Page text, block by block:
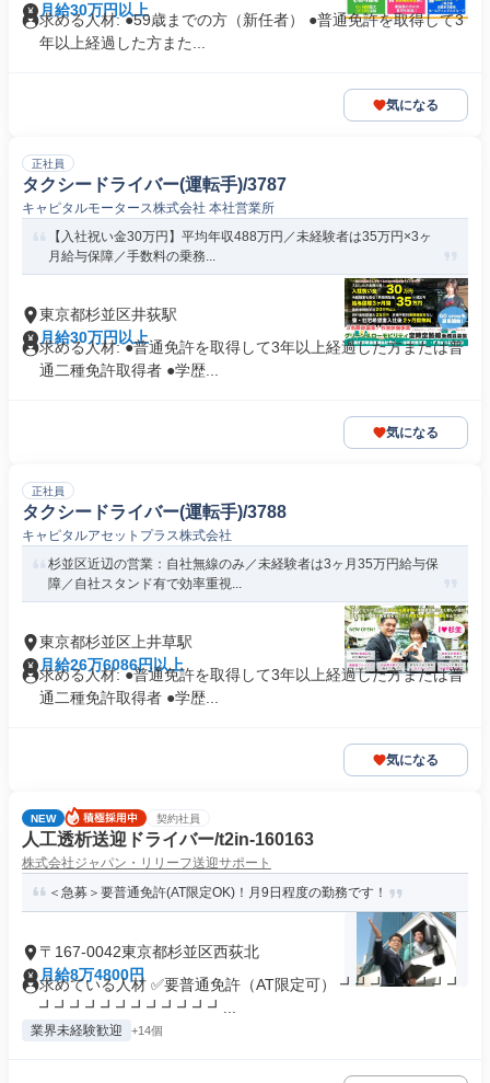
月給30万円以上
求める人材: ●59歳までの方（新任者） ●普通免許を取得して3
年以上経過した方また...
気になる
正社員
タクシードライバー(運転手)/3787
キャピタルモータース株式会社 本社営業所
【入社祝い金30万円】平均年収488万円／未経験者は35万円×3ヶ
月給与保障／手数料の乗務...
東京都杉並区井荻駅
月給30万円以上
求める人材: ●普通免許を取得して3年以上経過した方または普
通二種免許取得者 ●学歴...
気になる
正社員
タクシードライバー(運転手)/3788
キャピタルアセットプラス株式会社
杉並区近辺の営業：自社無線のみ／未経験者は3ヶ月35万円給与保
障／自社スタンド有で効率重視...
東京都杉並区上井草駅
月給26万6086円以上
求める人材: ●普通免許を取得して3年以上経過した方または普
通二種免許取得者 ●学歴...
気になる
NEW 契約社員
人工透析送迎ドライバー/t2in-160163
株式会社ジャパン・リリーフ送迎サポート
＜急募＞要普通免許(AT限定OK)！月9日程度の勤務です！
〒167-0042東京都杉並区西荻北
月給8万4800円
求めている人材 ✅要普通免許（AT限定可） ┛┛┛┛┛┛┛┛
┛┛┛┛┛┛┛┛┛┛┛┛...
業界未経験歓迎 +14個